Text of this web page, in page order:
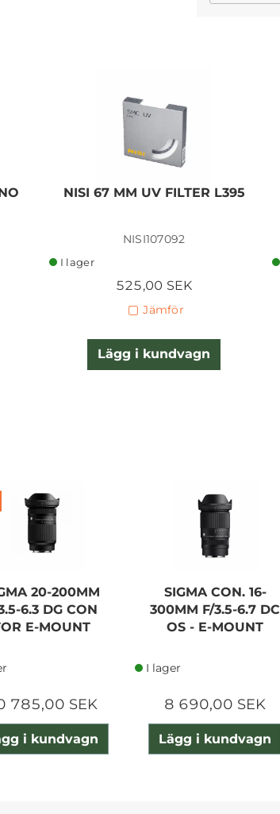
300-600MM
NISI 67 MM UV FILTER L395
NISI107092
I lager
525,00 SEK
Jämför
Lägg i kundvagn
20-200MM
6.3 DG CON
E-MOUNT
785,00 SEK
i kundvagn
SIGMA CON. 16-
300MM F/3.5-6.7 DC
OS - E-MOUNT
I lager
8 690,00 SEK
Lägg i kundvagn